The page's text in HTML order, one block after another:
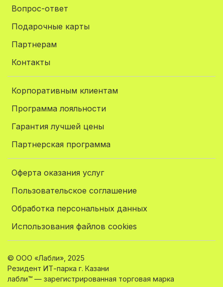
Вопрос-ответ
Подарочные карты
Партнерам
Контакты
Корпоративным клиентам
Программа лояльности
Гарантия лучшей цены
Партнерская программа
Оферта оказания услуг
Пользовательское соглашение
Обработка персональных данных
Использования файлов cookies
© ООО «Лабли», 2025
Резидент ИТ-парка г. Казани
лабли™ — зарегистрированная торговая марка